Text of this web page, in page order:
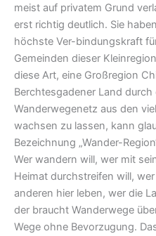
meist auf privatem Grund
erst richtig deutlich. Sie
höchste Ver-bindungskraft
Gemeinden dieser
diese Art, eine Großregion
Berchtesgadener Land
Wanderwegenetz aus den
wachsen zu lassen, kann
Bezeichnung „Wander-
Wer wandern will, wer mit
Heimat durchstreifen will,
anderen hier leben, wer die
der braucht Wanderwege
Wege ohne Bevorzugung.